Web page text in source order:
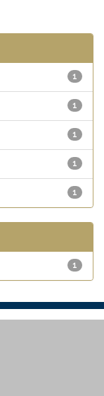
1
1
1
1
1
1